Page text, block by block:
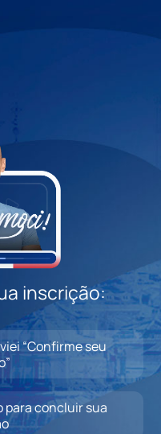
inscrição:
“Confirme seu
para concluir sua